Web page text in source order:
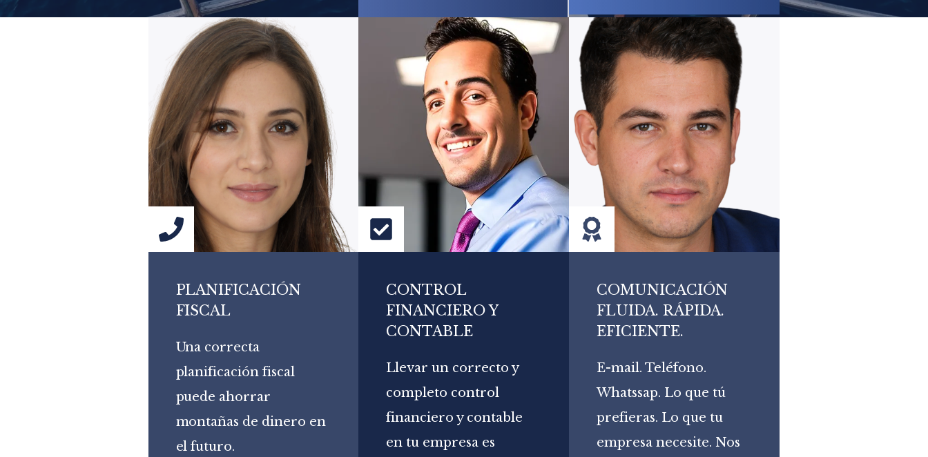
PLANIFICACIÓN
FISCAL
Una correcta
planificación fiscal
puede ahorrar
montañas de dinero en
el futuro.
CONTROL
FINANCIERO Y
CONTABLE
Llevar un correcto y
completo control
financiero y contable
en tu empresa es
COMUNICACIÓN
FLUIDA. RÁPIDA.
EFICIENTE.
E-mail. Teléfono.
Whatssap. Lo que tú
prefieras. Lo que tu
empresa necesite. Nos